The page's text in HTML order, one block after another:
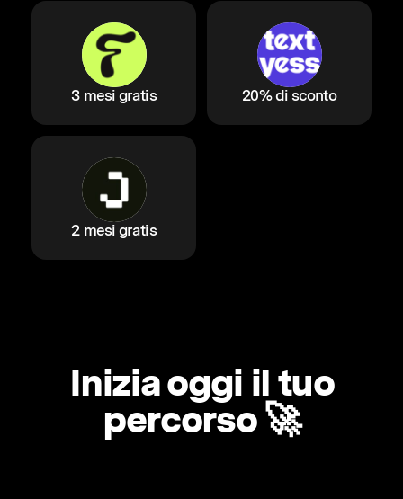
3 mesi gratis 20% di sconto
2 mesi gratis
Inizia oggi il tuo
percorso 🚀